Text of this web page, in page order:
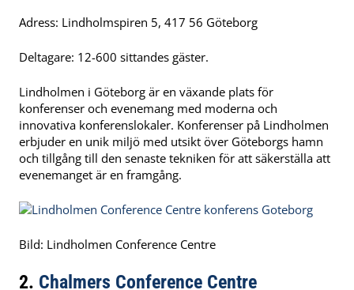
Adress: Lindholmspiren 5, 417 56 Göteborg
Deltagare: 12-600 sittandes gäster.
Lindholmen i Göteborg är en växande plats för
konferenser och evenemang med moderna och
innovativa konferenslokaler. Konferenser på Lindholmen
erbjuder en unik miljö med utsikt över Göteborgs hamn
och tillgång till den senaste tekniken för att säkerställa att
evenemanget är en framgång.
Bild: Lindholmen Conference Centre
2. Chalmers Conference Centre